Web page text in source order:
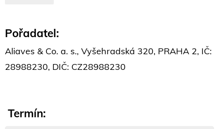
Pořadatel:
Aliaves & Co. a. s., Vyšehradská 320, PRAHA 2, IČ:
28988230, DIČ: CZ28988230
Termín: